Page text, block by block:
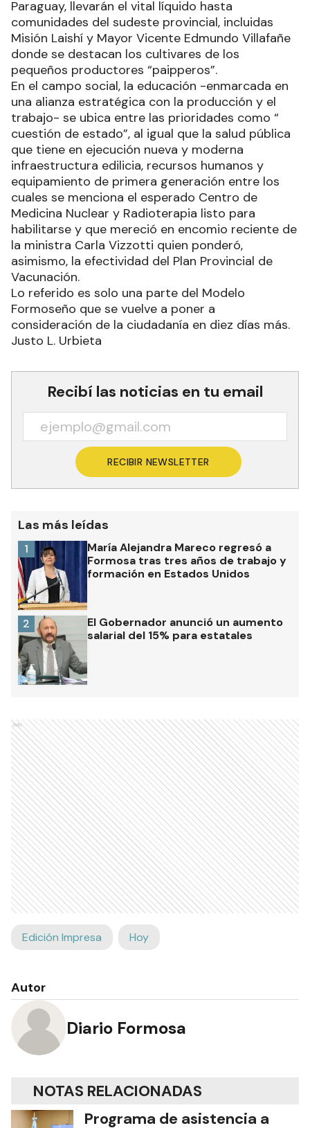
Paraguay, llevarán el vital líquido hasta
comunidades del sudeste provincial, incluidas
Misión Laishí y Mayor Vicente Edmundo Villafañe
donde se destacan los cultivares de los
pequeños productores “paipperos”.
En el campo social, la educación -enmarcada en
una alianza estratégica con la producción y el
trabajo- se ubica entre las prioridades como “
cuestión de estado”, al igual que la salud pública
que tiene en ejecución nueva y moderna
infraestructura edilicia, recursos humanos y
equipamiento de primera generación entre los
cuales se menciona el esperado Centro de
Medicina Nuclear y Radioterapia listo para
habilitarse y que mereció en encomio reciente de
la ministra Carla Vizzotti quien ponderó,
asimismo, la efectividad del Plan Provincial de
Vacunación.
Lo referido es solo una parte del Modelo
Formoseño que se vuelve a poner a
consideración de la ciudadanía en diez días más.
Justo L. Urbieta
Recibí las noticias en tu email
RECIBIR NEWSLETTER
Las más leídas
María Alejandra Mareco regresó a
Formosa tras tres años de trabajo y
formación en Estados Unidos
1
El Gobernador anunció un aumento
salarial del 15% para estatales
2
Ads
Edición Impresa Hoy
Autor
Diario Formosa
NOTAS RELACIONADAS
Programa de asistencia a